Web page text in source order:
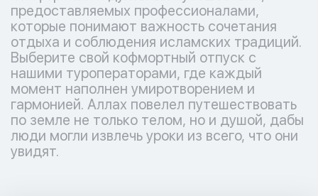
предоставляемых профессионалами,
которые понимают важность сочетания
отдыха и соблюдения исламских традиций.
Выберите свой кофмортный отпуск с
нашими туроператорами, где каждый
момент наполнен умиротворением и
гармонией. Аллах повелел путешествовать
по земле не только телом, но и душой, дабы
люди могли извлечь уроки из всего, что они
увидят.